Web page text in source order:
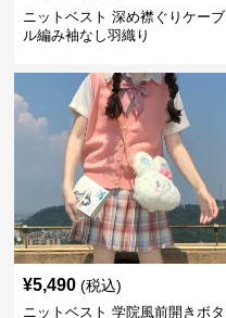
ニットベスト 深め襟ぐりケーブ
ル編み袖なし羽織り
¥5,490 (税込)
ニットベスト 学院風前開きボタ